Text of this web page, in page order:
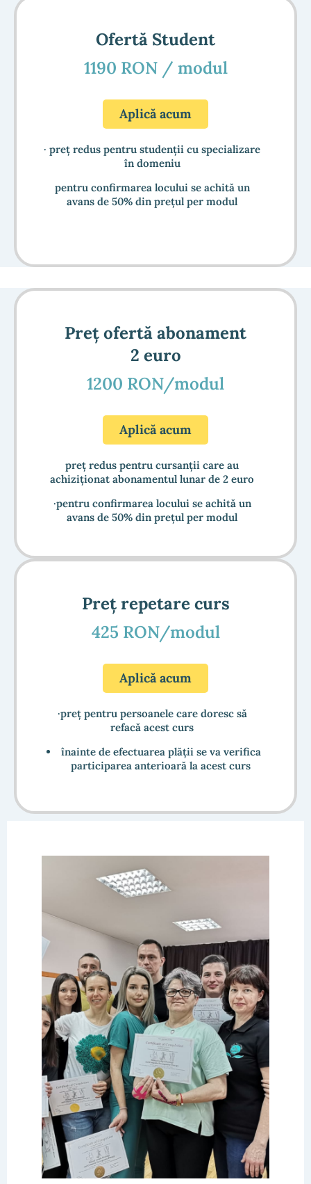
Ofertă Student
1190 RON / modul
Aplică acum
· preț redus pentru studenții cu specializare
în domeniu
pentru confirmarea locului se achită un
avans de 50% din prețul per modul
Preț ofertă abonament
2 euro
1200 RON/modul
Aplică acum
preț redus pentru cursanții care au
achiziționat abonamentul lunar de 2 euro
·pentru confirmarea locului se achită un
avans de 50% din prețul per modul
Preț repetare curs
425 RON/modul
Aplică acum
·preț pentru persoanele care doresc să
refacă acest curs
înainte de efectuarea plății se va verifica
participarea anterioară la acest curs